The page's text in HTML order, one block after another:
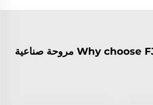
Why choose FJDIAMOND مروحة صناعية